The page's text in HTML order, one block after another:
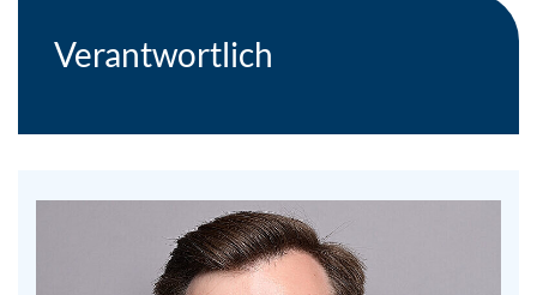
Verantwortlich